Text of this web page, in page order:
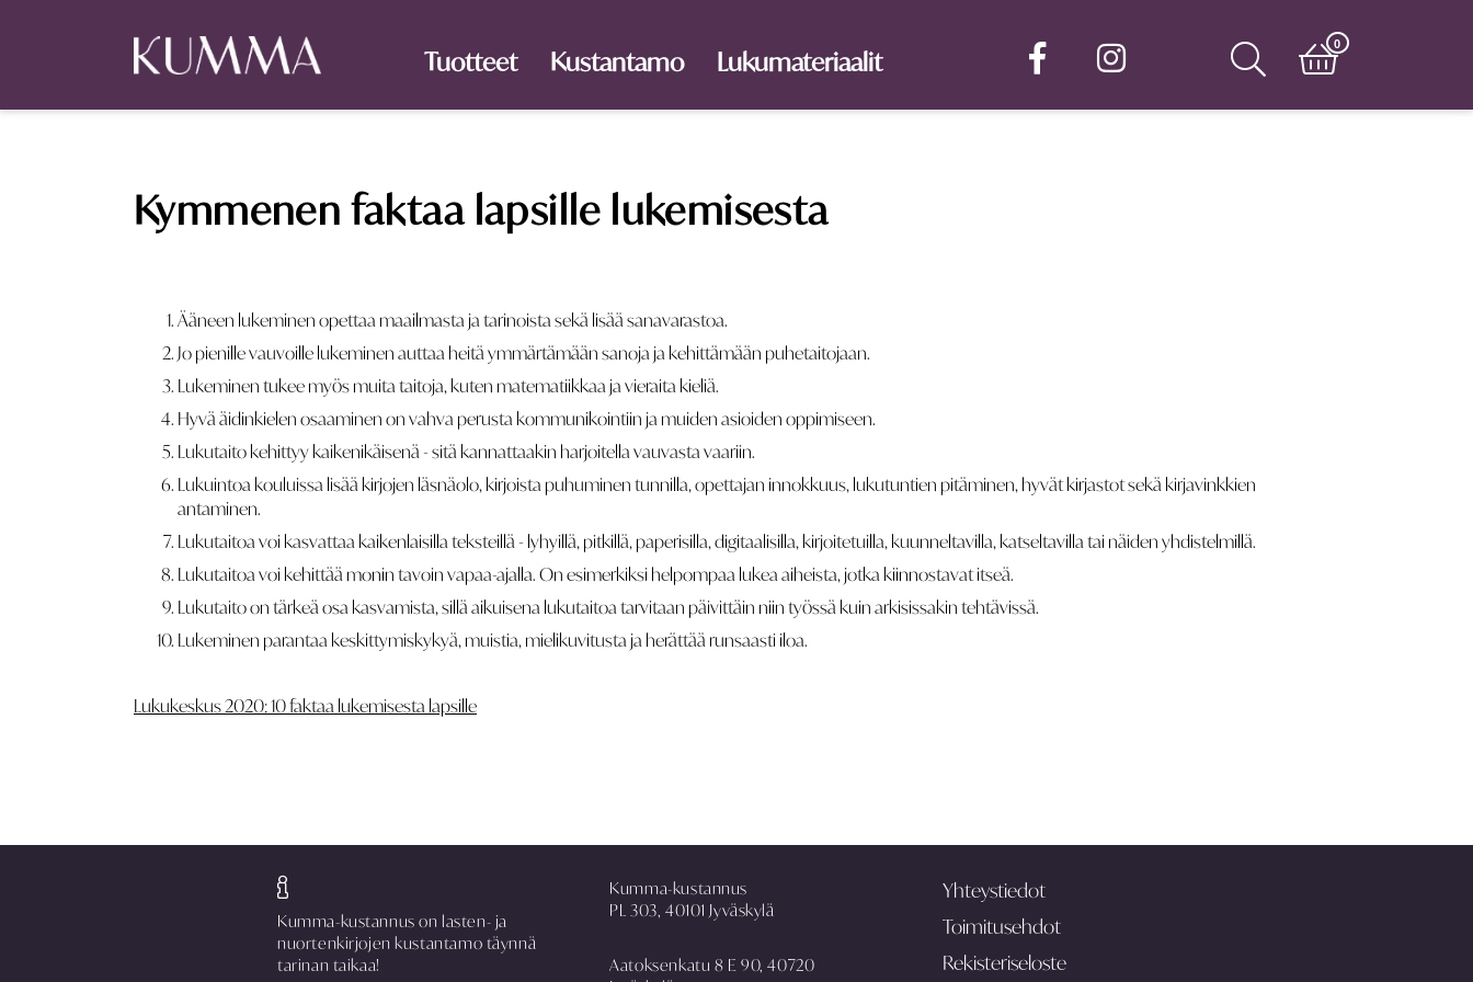
Tuotteet Kustantamo Lukumateriaalit
0
Kymmenen faktaa lapsille lukemisesta
Ääneen lukeminen opettaa maailmasta ja tarinoista sekä lisää sanavarastoa.
Jo pienille vauvoille lukeminen auttaa heitä ymmärtämään sanoja ja kehittämään puhetaitojaan.
Lukeminen tukee myös muita taitoja, kuten matematiikkaa ja vieraita kieliä.
Hyvä äidinkielen osaaminen on vahva perusta kommunikointiin ja muiden asioiden oppimiseen.
Lukutaito kehittyy kaikenikäisenä - sitä kannattaakin harjoitella vauvasta vaariin.
Lukuintoa kouluissa lisää kirjojen läsnäolo, kirjoista puhuminen tunnilla, opettajan innokkuus, lukutuntien pitäminen, hyvät kirjastot sekä kirjavinkkien
antaminen.
Lukutaitoa voi kasvattaa kaikenlaisilla teksteillä - lyhyillä, pitkillä, paperisilla, digitaalisilla, kirjoitetuilla, kuunneltavilla, katseltavilla tai näiden yhdistelmillä.
Lukutaitoa voi kehittää monin tavoin vapaa-ajalla. On esimerkiksi helpompaa lukea aiheista, jotka kiinnostavat itseä.
Lukutaito on tärkeä osa kasvamista, sillä aikuisena lukutaitoa tarvitaan päivittäin niin työssä kuin arkisissakin tehtävissä.
Lukeminen parantaa keskittymiskykyä, muistia, mielikuvitusta ja herättää runsaasti iloa.
Lukukeskus 2020: 10 faktaa lukemisesta lapsille
Kumma-kustannus on lasten- ja
nuortenkirjojen kustantamo täynnä
tarinan taikaa!
Kumma-kustannus
PL 303, 40101 Jyväskylä
Aatoksenkatu 8 E 90, 40720
Yhteystiedot
Toimitusehdot
Rekisteriseloste